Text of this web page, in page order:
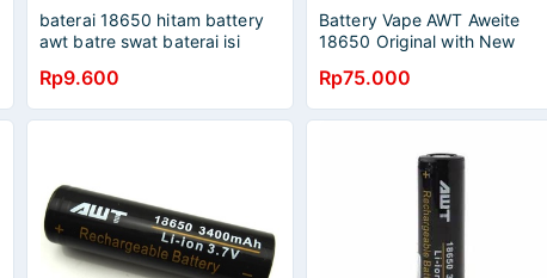
baterai 18650 hitam battery
awt batre swat baterai isi
Rp9.600
Battery Vape AWT Aweite
18650 Original with New
Rp75.000